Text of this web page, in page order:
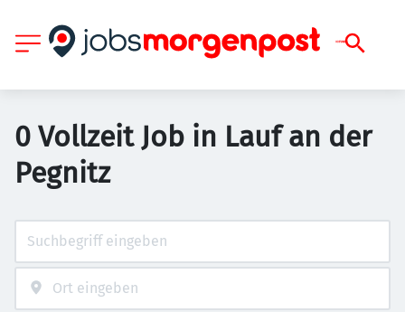
0 Vollzeit Job in Lauf an der
Pegnitz